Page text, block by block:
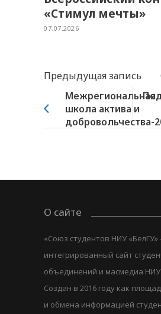
«Стимул мечты»
07.07.2026
Предыдущая запись
Межрегиональная
школа актива и
добровольчества-
О сайте
«Союз студентов НИУ «БелГУ»
интегрированный сайт
объединений и масмедиа НИУ
Создан в 2016 году как
и обмена информацией